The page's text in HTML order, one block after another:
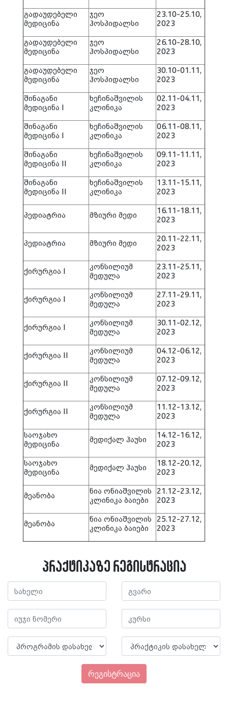
გადაუდებელი
მედიცინა
ჯეო
ჰოსპიდალსი
23.10-25.10,
2023
გადაუდებელი
მედიცინა
ჯეო
ჰოსპიდალსი
26.10-28.10,
2023
გადაუდებელი
მედიცინა
ჯეო
ჰოსპიდალსი
30.10-01.11,
2023
შინაგანი
მედიცინა I
ხეჩინაშვილის
კლინიკა
02.11-04.11,
2023
შინაგანი
მედიცინა I
ხეჩინაშვილის
კლინიკა
06.11-08.11,
2023
შინაგანი
მედიცინა II
ხეჩინაშვილის
კლინიკა
09.11-11.11,
2023
შინაგანი
მედიცინა II
ხეჩინაშვილის
კლინიკა
13.11-15.11,
2023
პედიატრია მზიური მედი
16.11-18.11,
2023
პედიატრია მზიური მედი
20.11-22.11,
2023
ქირურგია I
კონსილიუმ
მედულა
23.11-25.11,
2023
ქირურგია I
კონსილიუმ
მედულა
27.11-29.11,
2023
ქირურგია I
კონსილიუმ
მედულა
30.11-02.12,
2023
ქირურგია II
კონსილიუმ
მედულა
04.12-06.12,
2023
ქირურგია II
კონსილიუმ
მედულა
07.12-09.12,
2023
ქირურგია II
კონსილიუმ
მედულა
11.12-13.12,
2023
საოჯახო
მედიცინა
მედიქალ ჰაუსი
14.12-16.12,
2023
საოჯახო
მედიცინა
მედიქალ ჰაუსი
18.12-20.12,
2023
მეანობა
ნია ონიაშვილის
კლინიკა ბაიები
21.12-23.12,
2023
მეანობა
ნია ონიაშვილის
კლინიკა ბაიები
25.12-27.12,
2023
პრაქტიკაზე რეგისტრაცია